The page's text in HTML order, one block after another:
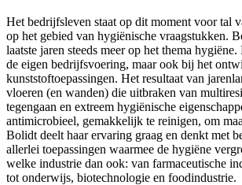
Het bedrijfsleven staat op dit moment voor tal
op het gebied van hygiënische vraagstukken.
laatste jaren steeds meer op het thema
de eigen bedrijfsvoering, maar ook bij het
kunststoftoepassingen. Het resultaat van
vloeren (en wanden) die uitbraken van
tegengaan en extreem hygiënische
antimicrobieel, gemakkelijk te reinigen, om
Bolidt deelt haar ervaring graag en denkt met
allerlei toepassingen waarmee de hygiëne
welke industrie dan ook: van farmaceutische
tot onderwijs, biotechnologie en foodindustrie.